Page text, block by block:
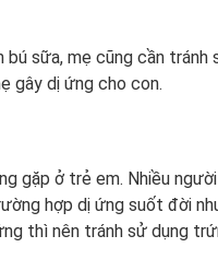
bú sữa, mẹ cũng cần
gây dị ứng cho con.
gặp ở trẻ em. Nhiều
hợp dị ứng suốt đời
thì nên tránh sử dụng